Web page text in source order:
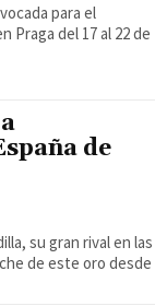
para el
Praga del 17 al 22 de
de
su gran rival en las
de este oro desde